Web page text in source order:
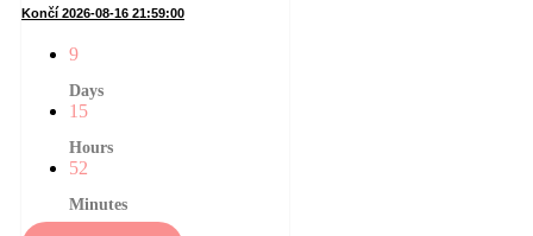
Končí 2026-08-16 21:59:00
9
Days
15
Hours
52
Minutes